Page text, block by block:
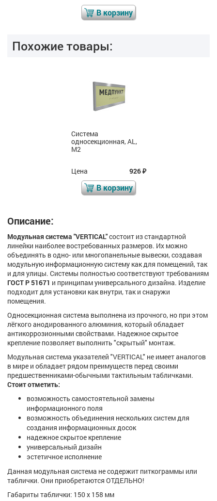
В корзину
Похожие товары:
Система
односекционная, AL,
M2
Цена 926₽
В корзину
Описание:
Модульная система "VERTICAL"состоит из стандартной
линейки наиболее востребованных размеров. Их можно
объединять в одно- или многопанельные вывески, создавая
модульную информационную систему как для помещений, так
и для улицы. Системы полностью соответствуют требованиям
ГОСТ Р 51671 и принципам универсального дизайна. Изделие
подходит для установки как внутри, так и снаружи
помещения.
Односекционная система выполнена из прочного, но при этом
лёгкого анодированного алюминия, который обладает
антикоррозионными свойствами. Надежное скрытое
крепление позволяет выполнить "скрытый" монтаж.
Модульная система указателей "VERTICAL" не имеет аналогов
в мире и обладает рядом преимуществ перед своими
предшественниками-обычными тактильным табличками.
Стоит отметить:
возможность самостоятельной замены
информационного поля
возможность объединения нескольких систем для
создания информационных досок
надежное скрытое крепление
универсальный дизайн
эстетичное исполнение
Данная модульная система не содержит питкограммы или
таблички. Они приобретаются ОТДЕЛЬНО!
Габариты таблички: 150 х 158 мм